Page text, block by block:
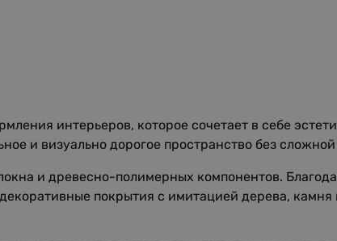
интерьеров, которое сочетает в себе
и визуально дорогое пространство без
и древесно-полимерных компонентов.
покрытия с имитацией дерева,